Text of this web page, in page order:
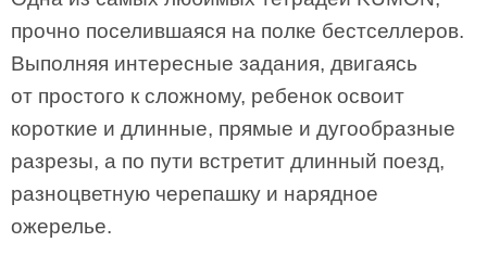
прочно поселившаяся на полке бестселлеров.
Выполняя интересные задания, двигаясь
от простого к сложному, ребенок освоит
короткие и длинные, прямые и дугообразные
разрезы, а по пути встретит длинный поезд,
разноцветную черепашку и нарядное
ожерелье.